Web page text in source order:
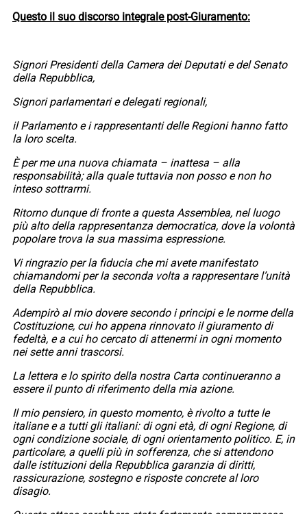
Questo il suo discorso integrale post-Giuramento:
Signori Presidenti della Camera dei Deputati e del Senato
della Repubblica,
Signori parlamentari e delegati regionali,
il Parlamento e i rappresentanti delle Regioni hanno fatto
la loro scelta.
È per me una nuova chiamata – inattesa – alla
responsabilità; alla quale tuttavia non posso e non ho
inteso sottrarmi.
Ritorno dunque di fronte a questa Assemblea, nel luogo
più alto della rappresentanza democratica, dove la volontà
popolare trova la sua massima espressione.
Vi ringrazio per la fiducia che mi avete manifestato
chiamandomi per la seconda volta a rappresentare l’unità
della Repubblica.
Adempirò al mio dovere secondo i principi e le norme della
Costituzione, cui ho appena rinnovato il giuramento di
fedeltà, e a cui ho cercato di attenermi in ogni momento
nei sette anni trascorsi.
La lettera e lo spirito della nostra Carta continueranno a
essere il punto di riferimento della mia azione.
Il mio pensiero, in questo momento, è rivolto a tutte le
italiane e a tutti gli italiani: di ogni età, di ogni Regione, di
ogni condizione sociale, di ogni orientamento politico. E, in
particolare, a quelli più in sofferenza, che si attendono
dalle istituzioni della Repubblica garanzia di diritti,
rassicurazione, sostegno e risposte concrete al loro
disagio.